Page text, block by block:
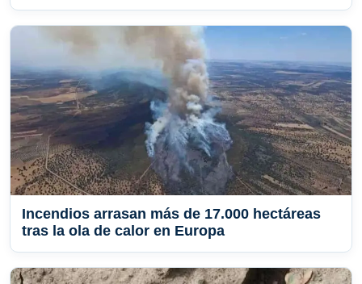
Incendios arrasan más de 17.000 hectáreas
tras la ola de calor en Europa